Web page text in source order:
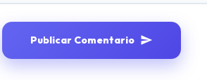
Publicar Comentario